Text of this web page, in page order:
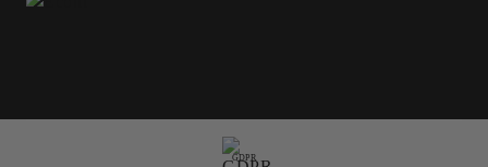
GDPR